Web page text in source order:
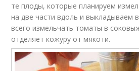
те плоды, которые планируем
на две части вдоль и выкладываем
всего измельчать томаты в
отделяет кожуру от мякоти.